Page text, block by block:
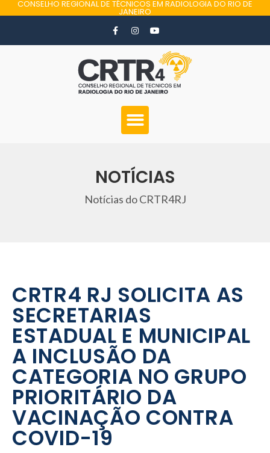
CONSELHO REGIONAL DE TÉCNICOS EM RADIOLOGIA DO RIO DE
JANEIRO
NOTÍCIAS
Notícias do CRTR4RJ
CRTR4 RJ SOLICITA AS
SECRETARIAS
ESTADUAL E MUNICIPAL
A INCLUSÃO DA
CATEGORIA NO GRUPO
PRIORITÁRIO DA
VACINAÇÃO CONTRA
COVID-19